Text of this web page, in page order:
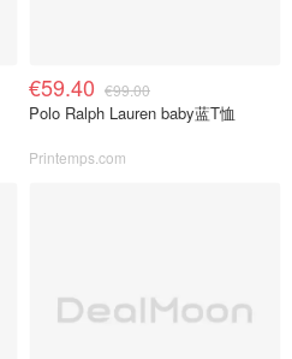
€59.40 €99.00
Polo Ralph Lauren baby蓝T恤
Printemps.com